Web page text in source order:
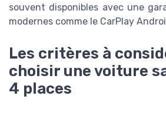
souvent disponibles avec une
modernes comme le CarPlay
Les critères à
choisir une voiture
4 places